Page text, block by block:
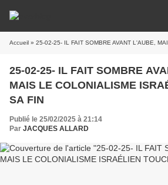
Accueil » 25-02-25- IL FAIT SOMBRE AVANT L'AUBE, MAIS LE
25-02-25- IL FAIT SOMBRE
MAIS LE COLONIALISME
SA FIN
Publié le 25/02/2025 à 21:14
Par JACQUES ALLARD